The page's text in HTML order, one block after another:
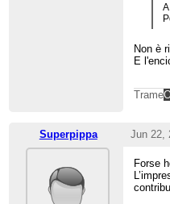
Non è
E
Trame
Superpippa Jun 22,
Forse